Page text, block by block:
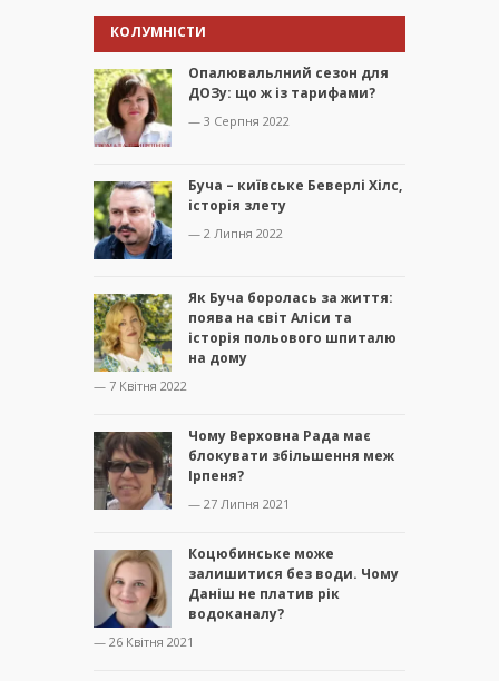
КОЛУМНІСТИ
Опалювальлний сезон для
ДОЗу: що ж із тарифами?
— 3 Серпня 2022
Буча – київське Беверлі Хілс,
історія злету
— 2 Липня 2022
Як Буча боролась за життя:
поява на світ Аліси та
історія польового шпиталю
на дому
— 7 Квітня 2022
Чому Верховна Рада має
блокувати збільшення меж
Ірпеня?
— 27 Липня 2021
Коцюбинське може
залишитися без води. Чому
Даніш не платив рік
водоканалу?
— 26 Квітня 2021